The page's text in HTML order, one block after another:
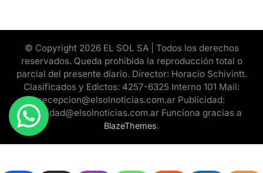
© Copyright 2026 EL SOL SA | Todos los derechos
reservados. Queda prohibida la reproducción total o
parcial del presente diario. Director: Horacio Schivintt.
Clasificados y Edictos: 4257-6325 Interno 101 Mail:
recepcion@elsolnoticias.com.ar Publicidad:
publicidad@elsolnoticias.com.ar Funciona gracias a
BlazeThemes.